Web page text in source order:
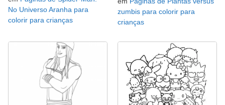
No Universo Aranha para
colorir para crianças
zumbis para colorir para
crianças